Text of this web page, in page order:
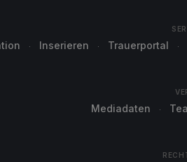
Inserieren Trauerportal
Mediadaten